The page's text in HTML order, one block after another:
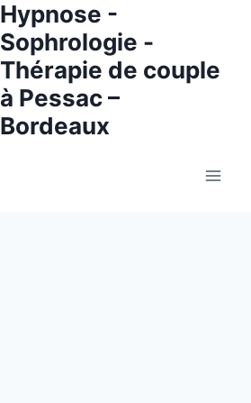
Hypnose -
Sophrologie -
Thérapie de couple
à Pessac –
Bordeaux